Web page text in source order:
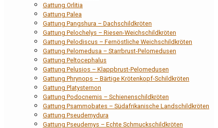
Gattung Orlitia
Gattung Palea
Gattung Pangshura – Dachschildkröten
Gattung Pelochelys – Riesen-Weichschildkröten
Gattung Pelodiscus – Fernöstliche Weichschildkröten
Gattung Pelomedusa – Starrbrust-Pelomedusen
Gattung Peltocephalus
Gattung Pelusios – Klappbrust-Pelomedusen
Gattung Phrynops – Bärtige Krötenkopf-Schildkröten
Gattung Platysternon
Gattung Podocnemis – Schienenschildkröten
Gattung Psammobates – Südafrikanische Landschildkröten
Gattung Pseudemydura
Gattung Pseudemys – Echte Schmuckschildkröten